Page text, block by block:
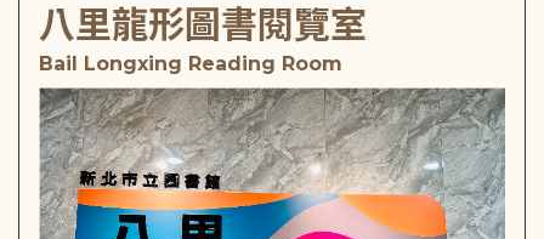
八里龍形圖書閱覽室
Bail Longxing Reading Room